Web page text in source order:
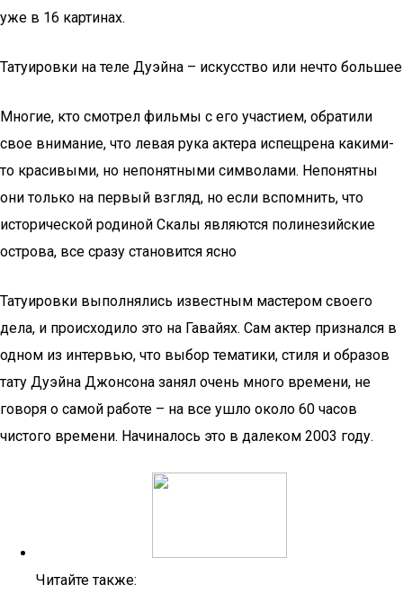
уже в 16 картинах.
Татуировки на теле Дуэйна – искусство или нечто большее
Многие, кто смотрел фильмы с его участием, обратили
свое внимание, что левая рука актера испещрена какими-
то красивыми, но непонятными символами. Непонятны
они только на первый взгляд, но если вспомнить, что
исторической родиной Скалы являются полинезийские
острова, все сразу становится ясно
Татуировки выполнялись известным мастером своего
дела, и происходило это на Гавайях. Сам актер признался в
одном из интервью, что выбор тематики, стиля и образов
тату Дуэйна Джонсона занял очень много времени, не
говоря о самой работе – на все ушло около 60 часов
чистого времени. Начиналось это в далеком 2003 году.
Читайте также: